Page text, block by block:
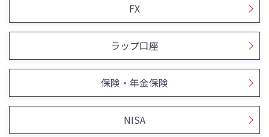
FX
ラップ口座
保険・年金保険
NISA